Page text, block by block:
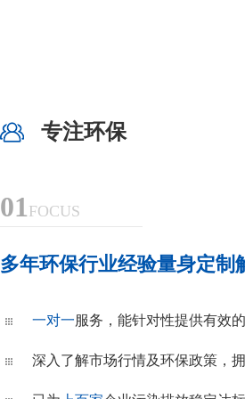
专注环保
01FOCUS
多年环保行业经验量身定制
一对一服务，能针对性提供有效
深入了解市场行情及环保政策，